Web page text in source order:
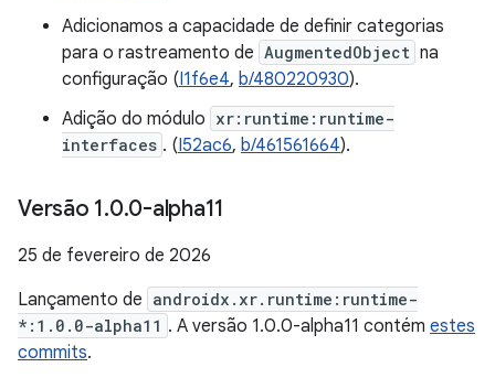
Adicionamos a capacidade de definir categorias
para o rastreamento de AugmentedObject na
configuração (I1f6e4, b/480220930).
Adição do módulo xr:runtime:runtime-
interfaces . (I52ac6, b/461561664).
Versão 1.0.0-alpha11
25 de fevereiro de 2026
Lançamento de androidx.xr.runtime:runtime-
*:1.0.0-alpha11 . A versão 1.0.0-alpha11 contém estes
commits.